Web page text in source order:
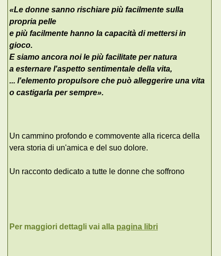
«Le donne sanno rischiare più facilmente sulla
propria pelle
e più facilmente hanno la capacità di mettersi in
gioco.
E siamo ancora noi le più facilitate per natura
a esternare l'aspetto sentimentale della vita,
... l'elemento propulsore che può alleggerire una vita
o castigarla per sempre».
Un cammino profondo e commovente alla ricerca della
vera storia di un'amica e del suo dolore.
Un racconto dedicato a tutte le donne che soffrono
Per maggiori dettagli vai alla pagina libri